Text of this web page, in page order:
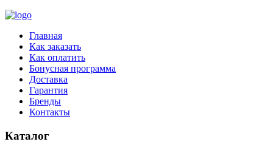
Главная
Как заказать
Как оплатить
Бонусная программа
Доставка
Гарантия
Бренды
Контакты
Каталог